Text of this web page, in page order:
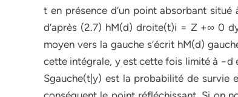
t en présence d’un point absorbant
d’après (2.7) hM(d) droite(t)i = Z +∞ 0
moyen vers la gauche s’écrit hM(d)
cette intégrale, y est cette fois limité à −d
Sgauche(t|y) est la probabilité de survie